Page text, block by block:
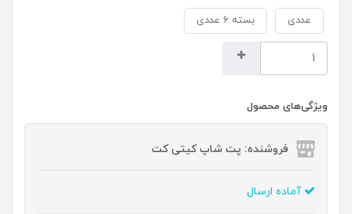
عددی بسته ۶ عددی
ویژگی‌های محصول
فروشنده: پت شاپ کیتی کت
آماده ارسال